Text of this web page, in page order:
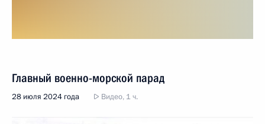
Главный военно-морской парад
28 июля 2024 года Видео, 1 ч.